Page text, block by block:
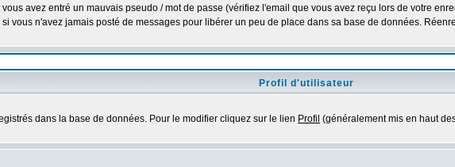
vous avez entré un mauvais pseudo / mot de passe (vérifiez l'email que vous avez reçu lors de votre
vous n'avez jamais posté de messages pour libérer un peu de place dans sa base de données.
Profil d'utilisateur
dans la base de données. Pour le modifier cliquez sur le lien Profil (généralement mis en haut